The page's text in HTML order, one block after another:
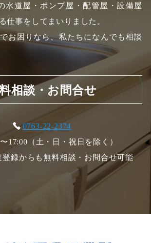
水道屋・ポンプ屋・配管屋・設備屋
仕事をしてまいりました。
お困りなら、私たちになんでも相談
相談・お問合せ
0763-22-2374
17:00（土・日・祝日を除く）
録からも無料相談・お問合せ可能